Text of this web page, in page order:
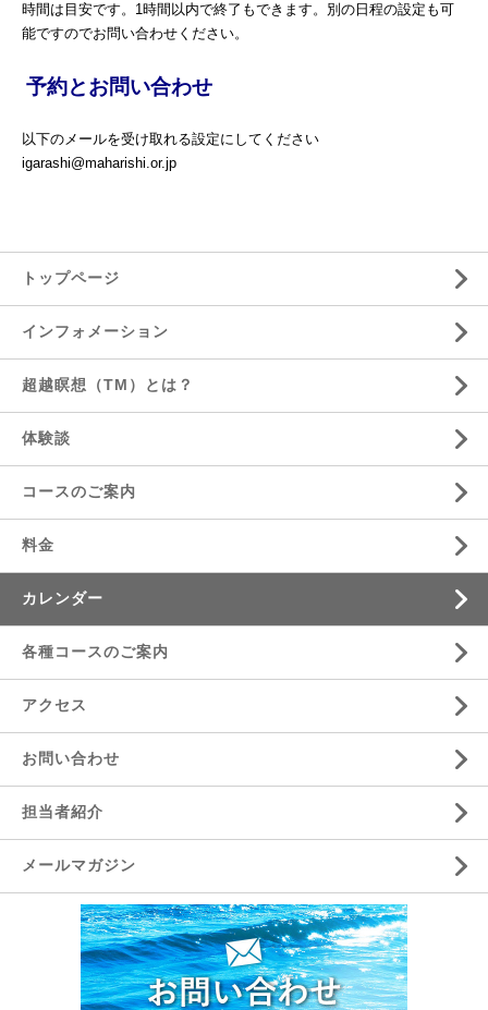
時間は目安です。1時間以内で終了もできます。別の日程の設定も可
能ですのでお問い合わせください。
予約とお問い合わせ
以下のメールを受け取れる設定にしてください
igarashi@maharishi.or.jp
トップページ
インフォメーション
超越瞑想（TM）とは？
体験談
コースのご案内
料金
カレンダー
各種コースのご案内
アクセス
お問い合わせ
担当者紹介
メールマガジン